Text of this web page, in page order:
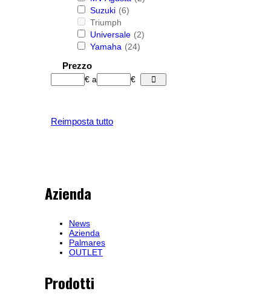
Suzuki (6)
Triumph
Universale (2)
Yamaha (24)
Prezzo
€a €
Reimposta tutto
Azienda
News
Azienda
Palmares
OUTLET
Prodotti